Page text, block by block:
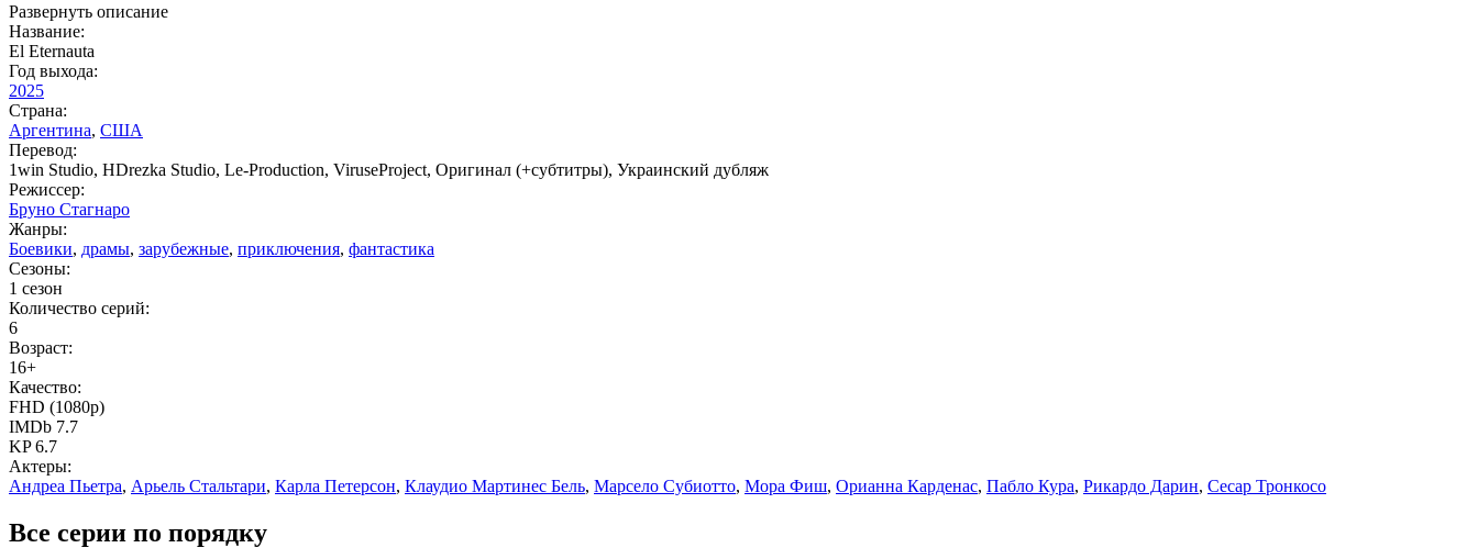
Развернуть описание
Название:
El Eternauta
Год выхода:
2025
Страна:
Аргентина, США
Перевод:
1win Studio, HDrezka Studio, Le-Production, ViruseProject, Оригинал (+субтитры), Украинский дубляж
Режиссер:
Бруно Стагнаро
Жанры:
Боевики, драмы, зарубежные, приключения, фантастика
Сезоны:
1 сезон
Количество серий:
6
Возраст:
16+
Качество:
FHD (1080p)
IMDb 7.7
KP 6.7
Актеры:
Андреа Пьетра, Арьель Стальтари, Карла Петерсон, Клаудио Мартинес Бель, Марсело Субиотто, Мора Фиш, Орианна Карденас, Пабло Кура, Рикардо Дарин, Сесар Тронкосо
Все серии по порядку